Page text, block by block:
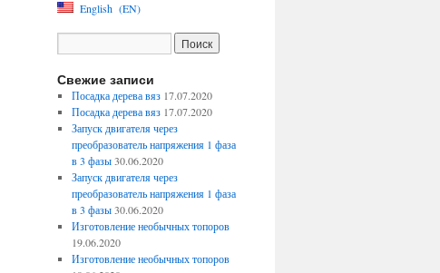
English
EN
Свежие записи
Посадка дерева вяз 17.07.2020
Посадка дерева вяз 17.07.2020
Запуск двигателя через
преобразователь напряжения 1 фаза
в 3 фазы 30.06.2020
Запуск двигателя через
преобразователь напряжения 1 фаза
в 3 фазы 30.06.2020
Изготовление необычных топоров
19.06.2020
Изготовление необычных топоров